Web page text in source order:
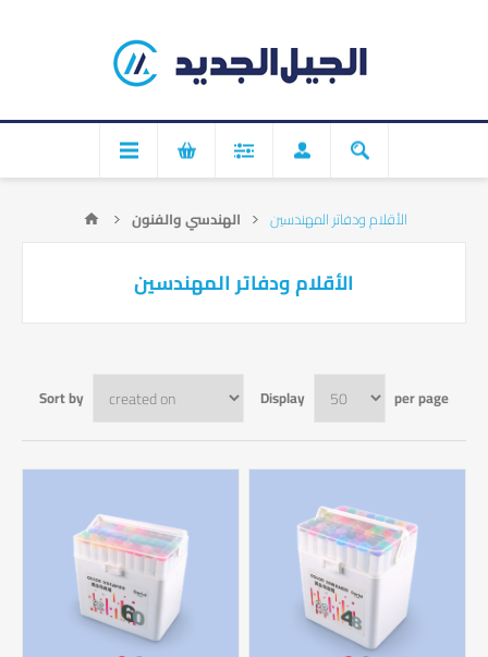
الهندسي والفنون الأقلام ودفاتر المهندسين
الأقلام ودفاتر المهندسين
Sort by Display per page